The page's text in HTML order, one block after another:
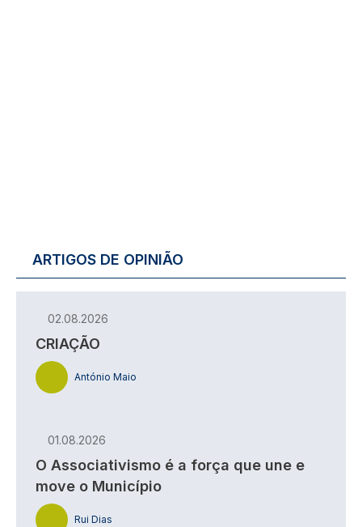
ARTIGOS DE OPINIÃO
02.08.2026
CRIAÇÃO
António Maio
01.08.2026
O Associativismo é a força que une e
move o Município
Rui Dias